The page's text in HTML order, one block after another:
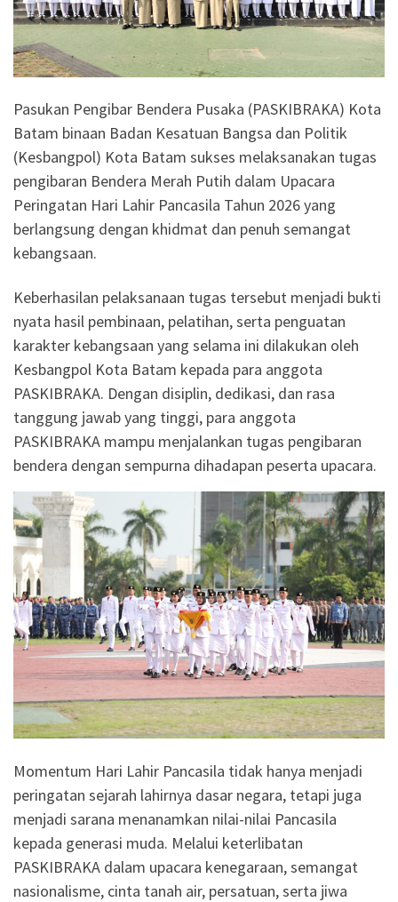
Pasukan Pengibar Bendera Pusaka (PASKIBRAKA) Kota
Batam binaan Badan Kesatuan Bangsa dan Politik
(Kesbangpol) Kota Batam sukses melaksanakan tugas
pengibaran Bendera Merah Putih dalam Upacara
Peringatan Hari Lahir Pancasila Tahun 2026 yang
berlangsung dengan khidmat dan penuh semangat
kebangsaan.
Keberhasilan pelaksanaan tugas tersebut menjadi bukti
nyata hasil pembinaan, pelatihan, serta penguatan
karakter kebangsaan yang selama ini dilakukan oleh
Kesbangpol Kota Batam kepada para anggota
PASKIBRAKA. Dengan disiplin, dedikasi, dan rasa
tanggung jawab yang tinggi, para anggota
PASKIBRAKA mampu menjalankan tugas pengibaran
bendera dengan sempurna dihadapan peserta upacara.
Momentum Hari Lahir Pancasila tidak hanya menjadi
peringatan sejarah lahirnya dasar negara, tetapi juga
menjadi sarana menanamkan nilai-nilai Pancasila
kepada generasi muda. Melalui keterlibatan
PASKIBRAKA dalam upacara kenegaraan, semangat
nasionalisme, cinta tanah air, persatuan, serta jiwa